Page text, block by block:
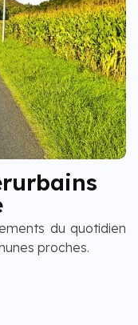
du quotidien
proches.